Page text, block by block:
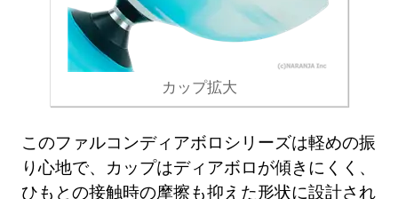
カップ拡大
このファルコンディアボロシリーズは軽めの振
り心地で、カップはディアボロが傾きにくく、
ひもとの接触時の摩擦も抑えた形状に設計され